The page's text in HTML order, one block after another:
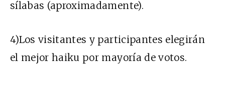
sílabas (aproximadamente).
4)Los visitantes y participantes elegirán
el mejor haiku por mayoría de votos.